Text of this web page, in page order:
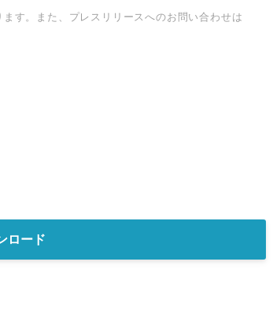
す。また、プレスリリースへのお問い合わせは
ロード